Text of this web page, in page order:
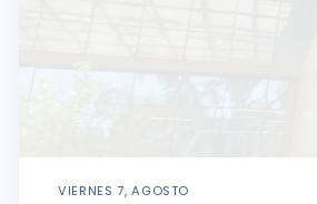
VIERNES 7, AGOSTO